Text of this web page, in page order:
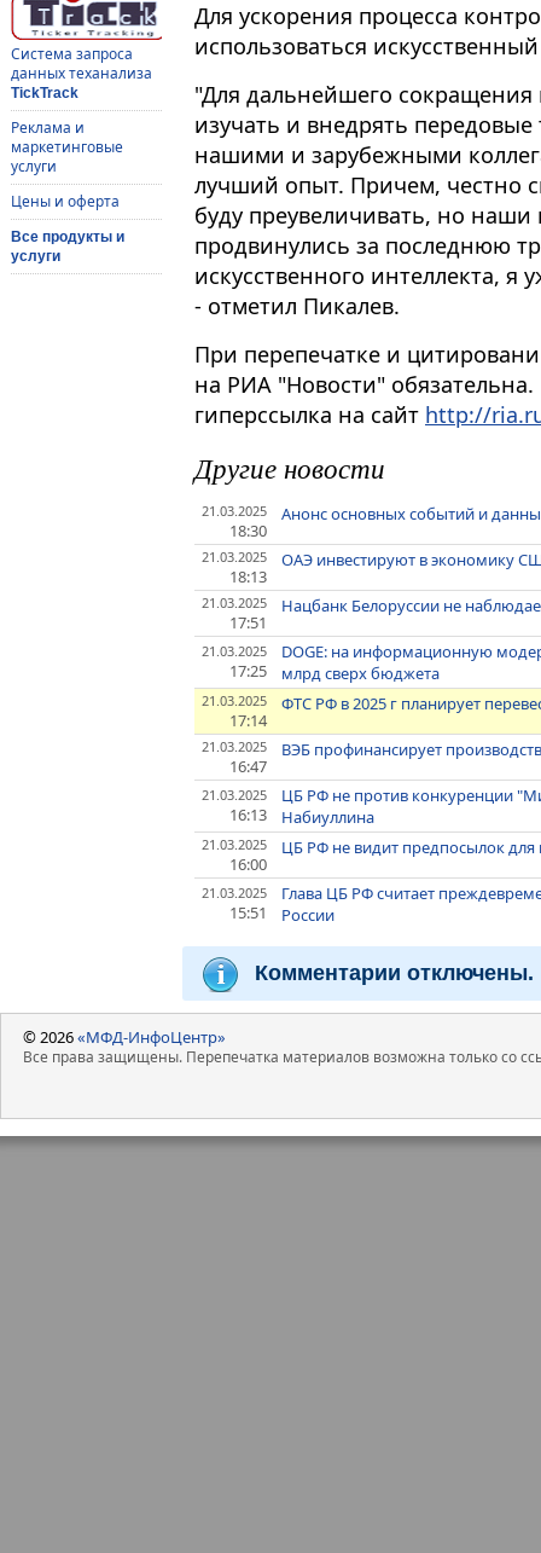
Система запроса
данных теханализа
TickTrack
Реклама и
маркетинговые
услуги
Цены и оферта
Все продукты и
услуги
Для ускорения процесса
использоваться
"Для дальнейшего сокращения
изучать и внедрять
нашими и зарубежными
лучший опыт. Причем, честно
буду преувеличивать, но
продвинулись за последнюю
искусственного интеллекта,
- отметил Пикалев.
При перепечатке и
на РИА "Новости"
гиперссылка на сайт http://
Другие новости
21.03.2025
18:30
Анонс основных событий и
21.03.2025
18:13
ОАЭ инвестируют в экономику
21.03.2025
17:51
Нацбанк Белоруссии не
21.03.2025
17:25
DOGE: на информационную
млрд сверх бюджета
21.03.2025
17:14
ФТС РФ в 2025 г планирует
21.03.2025
16:47
ВЭБ профинансирует
21.03.2025
16:13
ЦБ РФ не против конкуренции
Набиуллина
21.03.2025
16:00
ЦБ РФ не видит предпосылок для
21.03.2025
15:51
Глава ЦБ РФ считает
России
Комментарии отключены.
© 2026«МФД-ИнфоЦентр»
Все права защищены. Перепечатка материалов возможна только со